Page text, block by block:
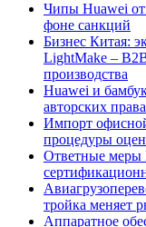
Чипы Huawei
фоне санкций
Бизнес Китая:
LightMake –
производства
Huawei и
авторских
Импорт
процедуры
Ответные меры
тройка меняет
Аппаратное